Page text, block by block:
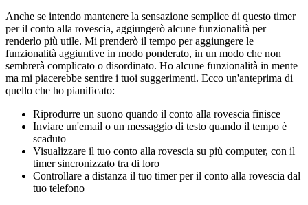
Anche se intendo mantenere la sensazione semplice di questo timer
per il conto alla rovescia, aggiungerò alcune funzionalità per
renderlo più utile. Mi prenderò il tempo per aggiungere le
funzionalità aggiuntive in modo ponderato, in un modo che non
sembrerà complicato o disordinato. Ho alcune funzionalità in mente
ma mi piacerebbe sentire i tuoi suggerimenti. Ecco un'anteprima di
quello che ho pianificato:
Riprodurre un suono quando il conto alla rovescia finisce
Inviare un'email o un messaggio di testo quando il tempo è
scaduto
Visualizzare il tuo conto alla rovescia su più computer, con il
timer sincronizzato tra di loro
Controllare a distanza il tuo timer per il conto alla rovescia dal
tuo telefono